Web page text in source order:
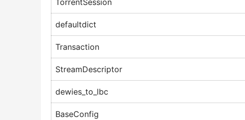
TorrentSession
defaultdict
Transaction
StreamDescriptor
dewies_to_lbc
BaseConfig